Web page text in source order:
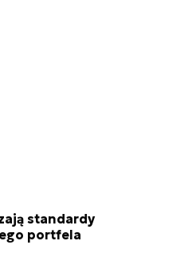
standardy
portfela